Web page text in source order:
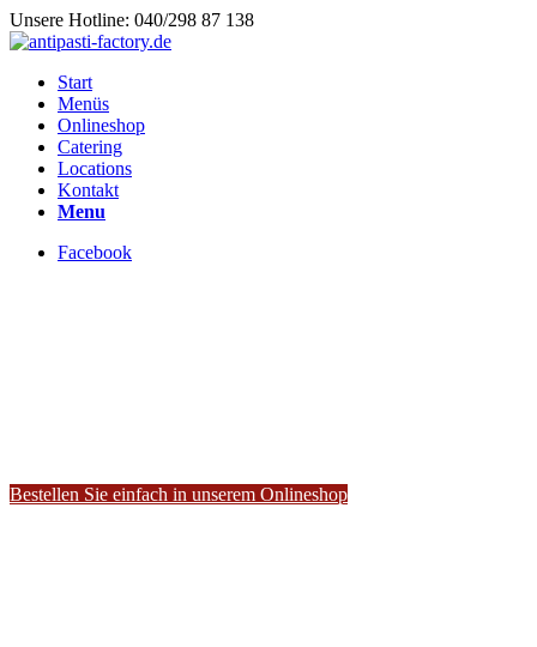
Unsere Hotline: 040/298 87 138
Start
Menüs
Onlineshop
Catering
Locations
Kontakt
Menu
Facebook
Bestellen Sie einfach in unserem Onlineshop